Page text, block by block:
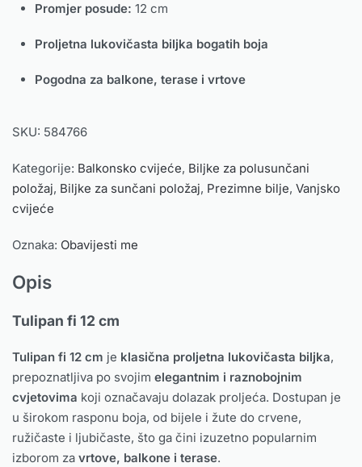
Promjer posude: 12 cm
Proljetna lukovičasta biljka bogatih boja
Pogodna za balkone, terase i vrtove
SKU: 584766
Kategorije: Balkonsko cvijeće, Biljke za polusunčani
položaj, Biljke za sunčani položaj, Prezimne bilje, Vanjsko
cvijeće
Oznaka: Obavijesti me
Opis
Tulipan fi 12 cm
Tulipan fi 12 cm je klasična proljetna lukovičasta biljka,
prepoznatljiva po svojim elegantnim i raznobojnim
cvjetovima koji označavaju dolazak proljeća. Dostupan je
u širokom rasponu boja, od bijele i žute do crvene,
ružičaste i ljubičaste, što ga čini izuzetno popularnim
izborom za vrtove, balkone i terase.